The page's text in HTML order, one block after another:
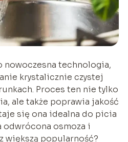
nowoczesna technologia,
krystalicznie czystej
Proces ten nie tylko
ale także poprawia jakość
się ona idealna do picia
odwrócona osmoza i
większą popularność?